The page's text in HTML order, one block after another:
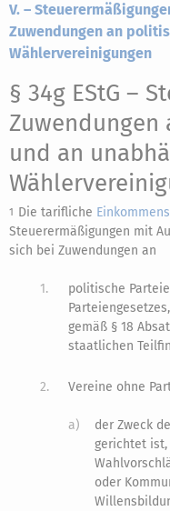
V. –
Zuwendungen an
Wählervereinigungen
§ 34g EStG –
Zuwendungen
und an
1 Die tarifliche
Steuerermäßigungen mit
sich bei Zuwendungen an
1.
politische
gemäß § 18
staatlichen
2. Vereine ohne
a)
der Zweck
gerichtet ist,
oder